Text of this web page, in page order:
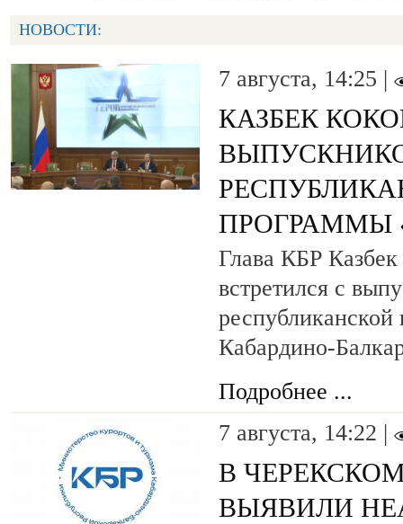
НОВОСТИ:
7 августа, 14:25 |
КАЗБЕК
ПРОГРАММЫ
Глава КБР Казбек
встретился с
Кабардино-
Подробнее ...
7 августа, 14:22 |
В
ВЫЯВИЛИ